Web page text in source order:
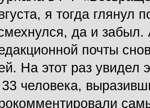
я тогда глянул
да и забыл.
почты
На этот раз увидел
человека,